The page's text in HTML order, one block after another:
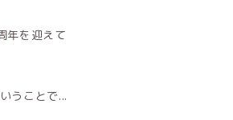
年を迎えて
うことで...